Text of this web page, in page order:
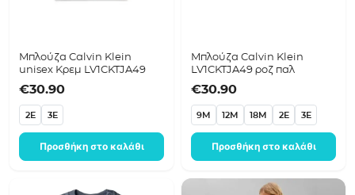
Μπλούζα Calvin Klein
unisex Κρεμ LV1CKTJA49
€30.90
2E 3E
Προσθήκη στο καλάθι
Μπλούζα Calvin Klein
LV1CKTJA49 ροζ παλ
€30.90
9M 12M 18M 2E 3E
Προσθήκη στο καλάθι